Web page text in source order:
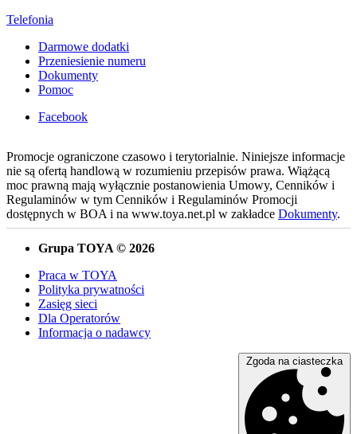
Telefonia
Darmowe dodatki
Przeniesienie numeru
Dokumenty
Pomoc
Facebook
Promocje ograniczone czasowo i terytorialnie. Niniejsze informacje
nie są ofertą handlową w rozumieniu przepisów prawa. Wiążącą
moc prawną mają wyłącznie postanowienia Umowy, Cenników i
Regulaminów w tym Cenników i Regulaminów Promocji
dostępnych w BOA i na www.toya.net.pl w zakładce Dokumenty.
Grupa TOYA © 2026
Praca w TOYA
Polityka prywatności
Zasięg sieci
Dla Operatorów
Informacja o nadawcy
Zgoda na ciasteczka